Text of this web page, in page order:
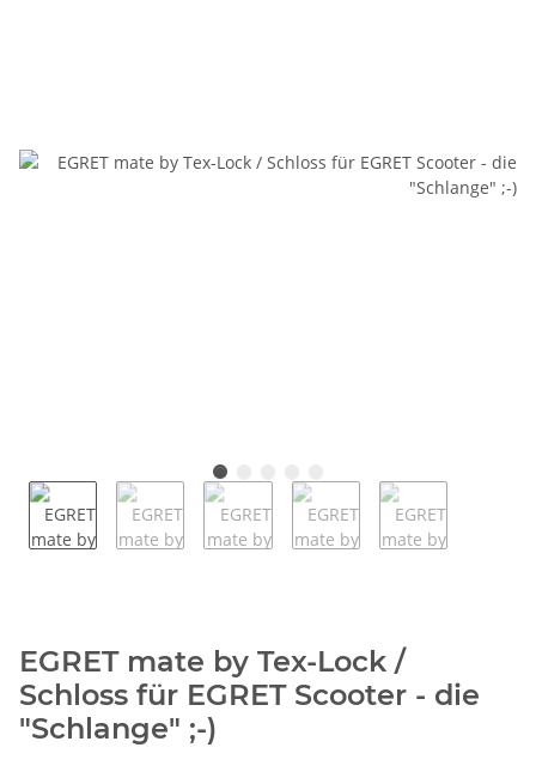
EGRET mate by Tex-Lock /
Schloss für EGRET Scooter - die
"Schlange" ;-)